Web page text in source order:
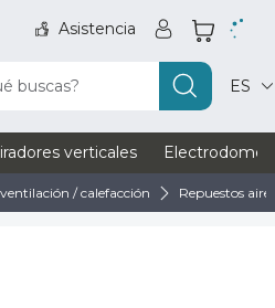
Asistencia
buscas? ES
verticales
/ calefacción Repuestos